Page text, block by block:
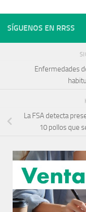
SÍGUENOS EN RRSS
Enfermedades
La FSA detecta
10 pollos que